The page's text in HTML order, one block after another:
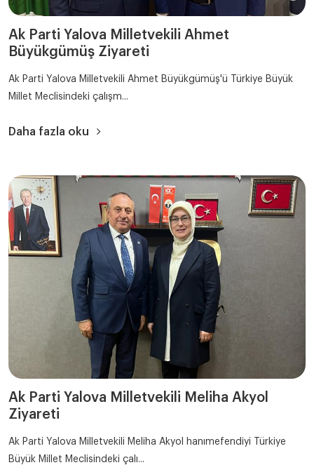
Ak Parti Yalova Milletvekili Ahmet
Büyükgümüş Ziyareti
Ak Parti Yalova Milletvekili Ahmet Büyükgümüş'ü Türkiye Büyük
Millet Meclisindeki çalışm...
Daha fazla oku
Ak Parti Yalova Milletvekili Meliha Akyol
Ziyareti
Ak Parti Yalova Milletvekili Meliha Akyol hanımefendiyi Türkiye
Büyük Millet Meclisindeki çalı...